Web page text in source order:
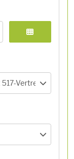
Vertrekhal